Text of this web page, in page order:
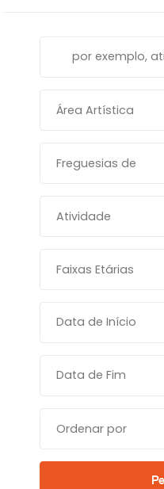
Área Artística
Freguesias de
Atividade
Faixas Etárias
Ordenar por